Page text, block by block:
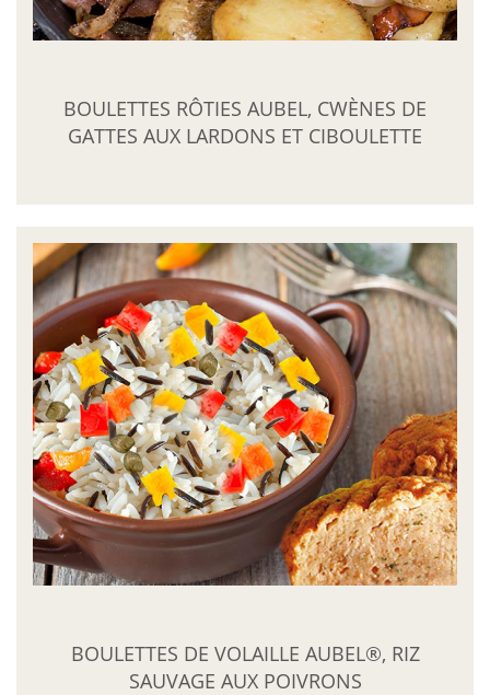
BOULETTES RÔTIES AUBEL, CWÈNES DE
GATTES AUX LARDONS ET CIBOULETTE
BOULETTES DE VOLAILLE AUBEL®, RIZ
SAUVAGE AUX POIVRONS